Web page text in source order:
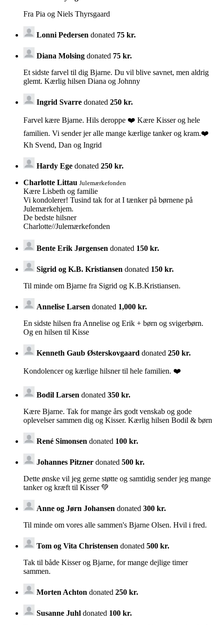
Fra Pia og Niels Thyrsgaard
Lonni Pedersen donated 75 kr.
Diana Molsing donated 75 kr.
Et sidste farvel til dig Bjarne. Du vil blive savnet, men aldrig
glemt. Kærlig hilsen Diana og Johnny
Ingrid Svarre donated 250 kr.
Farvel kære Bjarne. Hils deroppe ❤️ Kære Kisser og hele
familien. Vi sender jer alle mange kærlige tanker og kram.❤️
Kh Svend, Dan og Ingrid
Hardy Ege donated 250 kr.
Charlotte Littau Julemærkefonden
Kære Lisbeth og familie
Vi kondolerer! Tusind tak for at I tænker på børnene på
Julemærkehjem.
De bedste hilsner
Charlotte//Julemærkefonden
Bente Erik Jørgensen donated 150 kr.
Sigrid og K.B. Kristiansen donated 150 kr.
Til minde om Bjarne fra Sigrid og K.B.Kristiansen.
Annelise Larsen donated 1,000 kr.
En sidste hilsen fra Annelise og Erik + børn og svigerbørn.
Og en hilsen til Kisse
Kenneth Gaub Østerskovgaard donated 250 kr.
Kondolencer og kærlige hilsner til hele familien. ❤️
Bodil Larsen donated 350 kr.
Kære Bjarne. Tak for mange års godt venskab og gode
oplevelser sammen dig og Kisser. Kærlig hilsen Bodil & børn
René Simonsen donated 100 kr.
Johannes Pitzner donated 500 kr.
Dette ønske vil jeg gerne støtte og samtidig sender jeg mange
tanker og kræft til Kisser 💚
Anne og Jørn Johansen donated 300 kr.
Til minde om vores alle sammen's Bjarne Olsen. Hvil i fred.
Tom og Vita Christensen donated 500 kr.
Tak til både Kisser og Bjarne, for mange dejlige timer
sammen.
Morten Achton donated 250 kr.
Susanne Juhl donated 100 kr.